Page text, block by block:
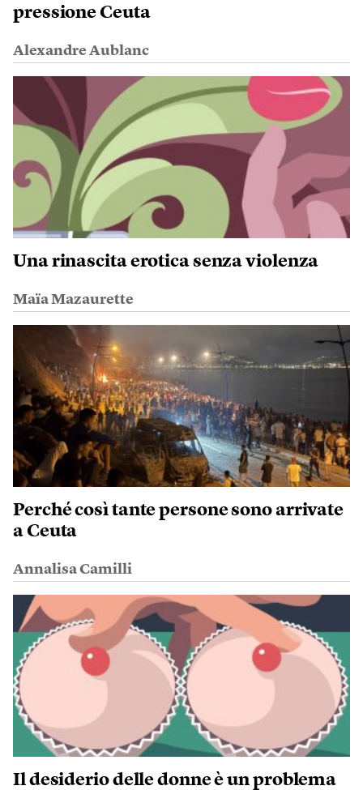
pressione Ceuta
Alexandre Aublanc
Una rinascita erotica senza violenza
Maïa Mazaurette
Perché così tante persone sono arrivate
a Ceuta
Annalisa Camilli
Il desiderio delle donne è un problema